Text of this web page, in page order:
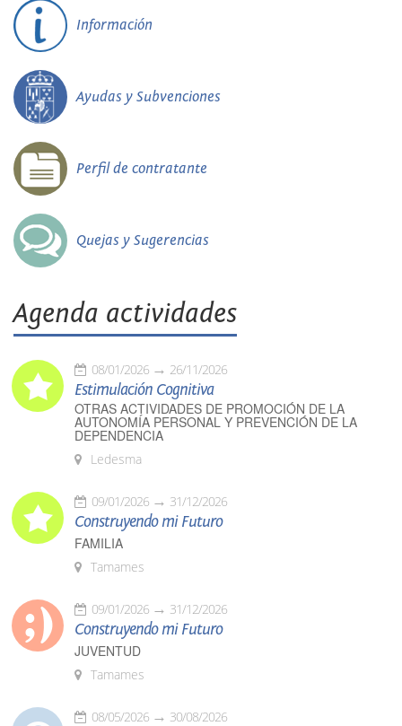
Información
Ayudas y Subvenciones
Perfil de contratante
Quejas y Sugerencias
Agenda actividades
08/01/2026 26/11/2026
Estimulación Cognitiva
OTRAS ACTIVIDADES DE PROMOCIÓN DE LA
AUTONOMÍA PERSONAL Y PREVENCIÓN DE LA
DEPENDENCIA
Ledesma
09/01/2026 31/12/2026
Construyendo mi Futuro
FAMILIA
Tamames
09/01/2026 31/12/2026
Construyendo mi Futuro
JUVENTUD
Tamames
08/05/2026 30/08/2026